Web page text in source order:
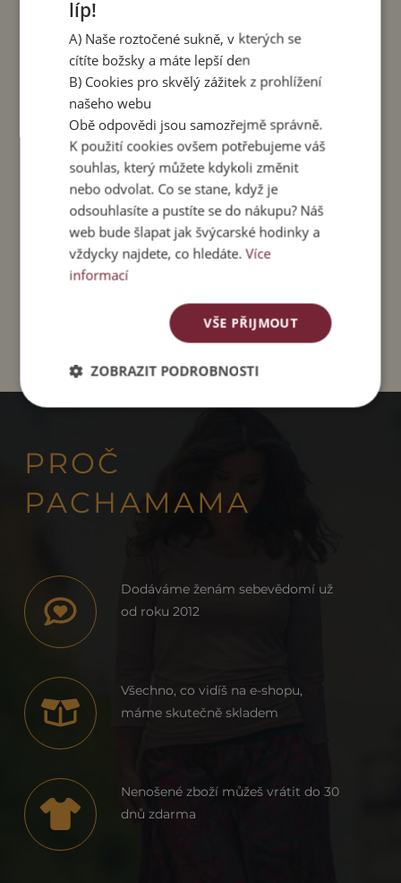
Jehlice kostěná, želva malá Dřevěné náušnice "Želvičky"
PROČ
PACHAMAMA
Dodáváme ženám sebevědomí už
od roku 2012
Všechno, co vidíš na e-shopu,
máme skutečně skladem
Nenošené zboží můžeš vrátit do 30
dnů zdarma
líp!
A) Naše roztočené sukně, v kterých se
cítíte božsky a máte lepší den
B) Cookies pro skvělý zážitek z prohlížení
našeho webu
Obě odpovědi jsou samozřejmě správně.
K použití cookies ovšem potřebujeme váš
souhlas, který můžete kdykoli změnit
nebo odvolat. Co se stane, když je
odsouhlasíte a pustíte se do nákupu? Náš
web bude šlapat jak švýcarské hodinky a
vždycky najdete, co hledáte.Více
informací
VŠE PŘIJMOUT
ZOBRAZIT PODROBNOSTI